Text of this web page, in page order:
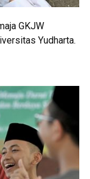
GKJW
Yudharta.